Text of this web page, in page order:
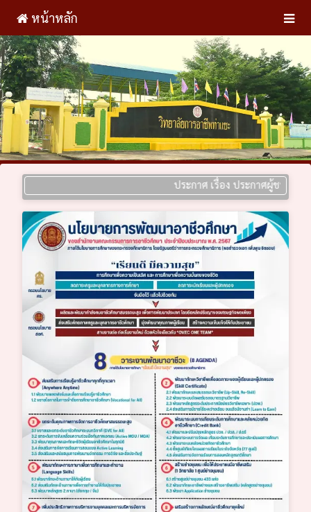
หน้าหลัก
ประกาศ เรื่อง ประกาศผู้ชนะการเส